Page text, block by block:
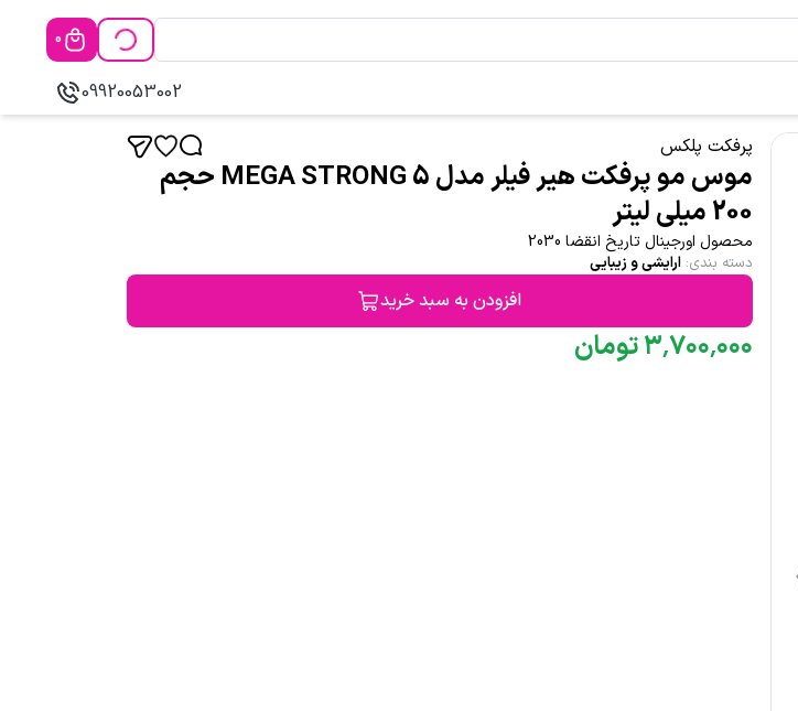
0
09920053002
پرفکت پلکس
موس مو پرفکت هیر فیلر مدل MEGA STRONG 5 حجم
200 میلی لیتر
محصول اورجینال تاریخ انقضا 2030
دسته بندی: ارایشی و زیبایی
افزودن به سبد خرید
۳٬۷۰۰٬۰۰۰ تومان